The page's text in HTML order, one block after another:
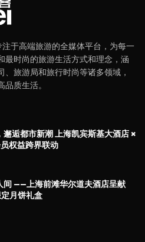
于高端旅游的全媒体平台，为每一
最时尚的旅游生活方式和理念，涵
旅游局和旅行时尚等诸多领域，
质生活。
邂逅都市新潮 上海凯宾斯基大酒店 ×
权益跨界联动
间 ——上海前滩华尔道夫酒店呈献
月饼礼盒